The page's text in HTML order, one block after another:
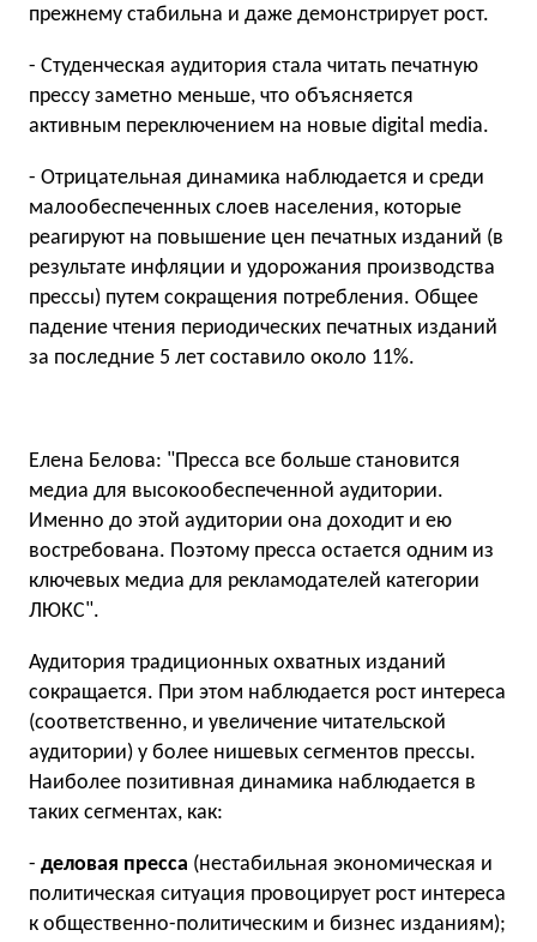
прежнему стабильна и даже демонстрирует рост.
- Студенческая аудитория стала читать печатную
прессу заметно меньше, что объясняется
активным переключением на новые digital media.
- Отрицательная динамика наблюдается и среди
малообеспеченных слоев населения, которые
реагируют на повышение цен печатных изданий (в
результате инфляции и удорожания производства
прессы) путем сокращения потребления. Общее
падение чтения периодических печатных изданий
за последние 5 лет составило около 11%.
Елена Белова: "Пресса все больше становится
медиа для высокообеспеченной аудитории.
Именно до этой аудитории она доходит и ею
востребована. Поэтому пресса остается одним из
ключевых медиа для рекламодателей категории
ЛЮКС".
Аудитория традиционных охватных изданий
сокращается. При этом наблюдается рост интереса
(соответственно, и увеличение читательской
аудитории) у более нишевых сегментов прессы.
Наиболее позитивная динамика наблюдается в
таких сегментах, как:
- деловая пресса (нестабильная экономическая и
политическая ситуация провоцирует рост интереса
к общественно-политическим и бизнес изданиям);